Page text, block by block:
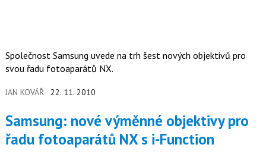
Společnost Samsung uvede na trh šest nových objektivů pro
svou řadu fotoaparátů NX.
JAN KOVÁŘ 22. 11. 2010
Samsung: nové výměnné objektivy pro
řadu fotoaparátů NX s i-Function